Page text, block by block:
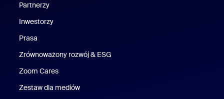
Partnerzy
Inwestorzy
Prasa
Zrównoważony rozwój & ESG
Zoom Cares
Zestaw dla mediów